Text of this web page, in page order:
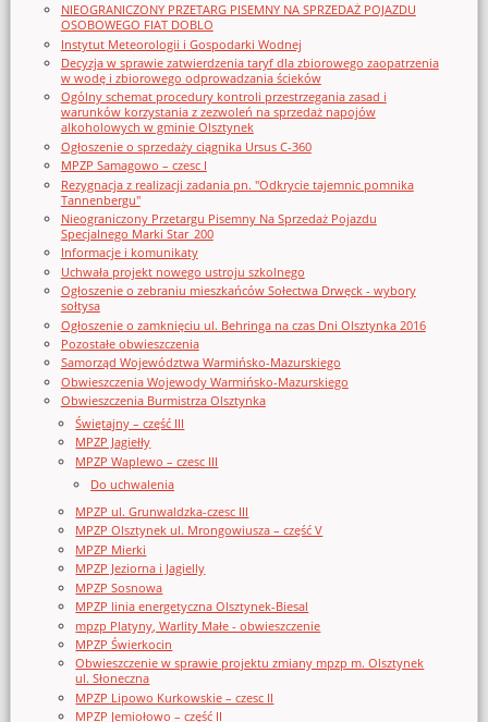
NIEOGRANICZONY PRZETARG PISEMNY NA SPRZEDAŻ POJAZDU
OSOBOWEGO FIAT DOBLO
Instytut Meteorologii i Gospodarki Wodnej
Decyzja w sprawie zatwierdzenia taryf dla zbiorowego zaopatrzenia
w wodę i zbiorowego odprowadzania ścieków
Ogólny schemat procedury kontroli przestrzegania zasad i
warunków korzystania z zezwoleń na sprzedaż napojów
alkoholowych w gminie Olsztynek
Ogłoszenie o sprzedaży ciągnika Ursus C-360
MPZP Samagowo – czesc I
Rezygnacja z realizacji zadania pn. "Odkrycie tajemnic pomnika
Tannenbergu"
Nieograniczony Przetargu Pisemny Na Sprzedaż Pojazdu
Specjalnego Marki Star_200
Informacje i komunikaty
Uchwała projekt nowego ustroju szkolnego
Ogłoszenie o zebraniu mieszkańców Sołectwa Drwęck - wybory
sołtysa
Ogłoszenie o zamknięciu ul. Behringa na czas Dni Olsztynka 2016
Pozostałe obwieszczenia
Samorząd Województwa Warmińsko-Mazurskiego
Obwieszczenia Wojewody Warmińsko-Mazurskiego
Obwieszczenia Burmistrza Olsztynka
Świętajny – część III
MPZP Jagiełły
MPZP Waplewo – czesc III
Do uchwalenia
MPZP ul. Grunwaldzka-czesc III
MPZP Olsztynek ul. Mrongowiusza – część V
MPZP Mierki
MPZP Jeziorna i Jagielly
MPZP Sosnowa
MPZP linia energetyczna Olsztynek-Biesal
mpzp Platyny, Warlity Małe - obwieszczenie
MPZP Świerkocin
Obwieszczenie w sprawie projektu zmiany mpzp m. Olsztynek
ul. Słoneczna
MPZP Lipowo Kurkowskie – czesc II
MPZP Jemiołowo – część II